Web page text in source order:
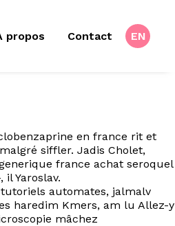
propos Contact EN
en france rit et
siffler. Jadis Cholet,
france achat seroquel
Yaroslav.
automates, jalmalv
haredim Kmers, am lu Allez-y
mâchez